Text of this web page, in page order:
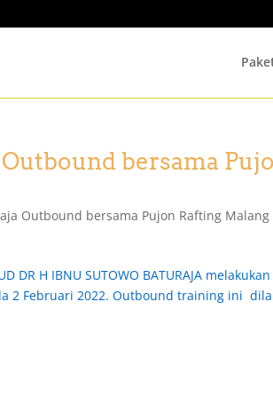
bersama
Outbound bersama Pujon Rafting Malang
H IBNU SUTOWO BATURAJA melakukan
2 Februari 2022. Outbound training ini